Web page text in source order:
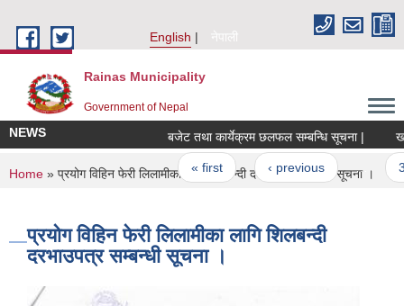
English
नेपाली
Rainas Municipality
Government of Nepal
NEWS बजेट तथा कार्येक्रम छलफल सम्बन्धि सूचना |
Pages
« first ‹ previous … 39
You are here
Home » प्रयोग विहिन फेरी लिलामीका लागि शिलबन्दी दरभाउपत्र सम्बन्धी सूचना ।
प्रयोग विहिन फेरी लिलामीका लागि शिलबन्दी
दरभाउपत्र सम्बन्धी सूचना ।